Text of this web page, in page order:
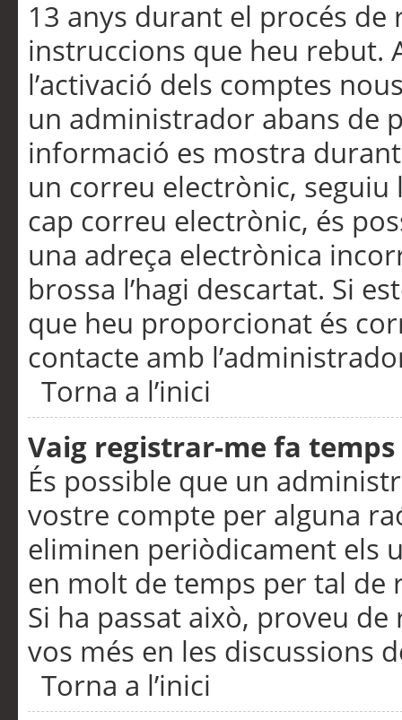
13 anys durant el procés de
instruccions que heu rebut.
l’activació dels comptes
un administrador abans de
informació es mostra
un correu electrònic,
cap correu electrònic, és
una adreça electrònica
brossa l’hagi descartat. Si
que heu proporcionat és
contacte amb
Torna a l’inici
Vaig registrar-me fa
És possible que un
vostre compte per alguna
eliminen periòdicament els
en molt de temps per tal de
Si ha passat això, proveu
vos més en les discussions
Torna a l’inici